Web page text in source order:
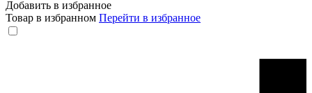
Добавить в избранное
Товар в избранном Перейти в избранное